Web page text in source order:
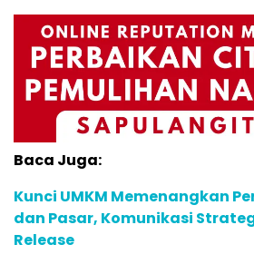
Baca Juga:
Kunci UMKM Memenangkan
dan Pasar, Komunikasi
Release